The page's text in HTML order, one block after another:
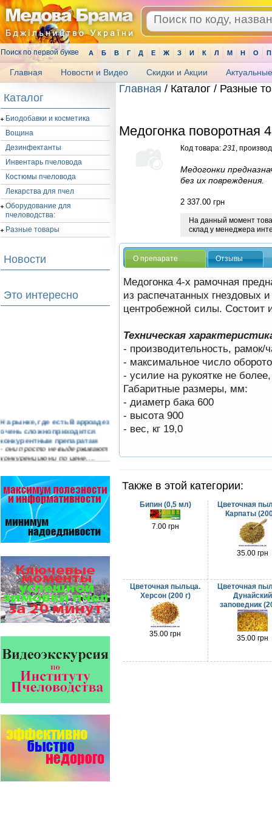
Поиск по первой букве А Б В Г Д Е Ж З И К Л М Н О П
Главная Новости и Видео Скидки и Акции
Каталог
Биодобавки и косметика
Вощина
Дезинфектанты
Инвентарь пчеловода
Костюмы пчеловода
Лекарства для пчел
Оборудование для
пчеловодства:
Разные товары
Новости
Это интересно
На рынке, где есть Варроадез
очень сложно приходится
конкурентным препаратам
- они просто не выдерживают
конкуренцию ни по цене,…
Прополис играет решающую
роль в жизни пчелиной
семьи.
Он обеспечивает безупречную
чистоту улья, или древесного
дупла, где…
Безукоризненно сильное
комплексного оздоровления
от болезней пчел и
повышения рентабельности
пасеки.
Апидез, Варроадез, Амипол-Т,
Апирой, Апистоп, Бипин-Т,
Полисан и Гармония…
Препараты для лечения пчел
- это и высокая
эффективность, и
безупречно стабильные
качество…
обеспечивают самые
высокие показатели
сохранности пчел и
рентабельность пасеки.
Язык танцев и звуков
Пчелы общаются с
помощью языка танцев и
Главная / Каталог / Разные
Медогонка поворотная
Код товара: 231 ,
Медогонки
без их повреждения.
2 337.00 грн
На данный момент
склад у менеджера
О препарате Отзывы
Медогонка 4-х рамочная
из распечатанных гнездовых
центробежной силы. Состоит
Техническая
- производительность, рамок/
- максимальное число
- усилие на рукоятке не более,
Габаритные размеры, мм:
- диаметр бака 600
- высота 900
- вес, кг 19,0
Также в этой категории:
Бипин (0,5 мл)
7.00 грн
Цветочная
Карпаты
35.00 грн
Цветочная пыльца.
Херсон (200 г)
35.00 грн
Цветочная
Дунайский
заповедник
35.00 грн